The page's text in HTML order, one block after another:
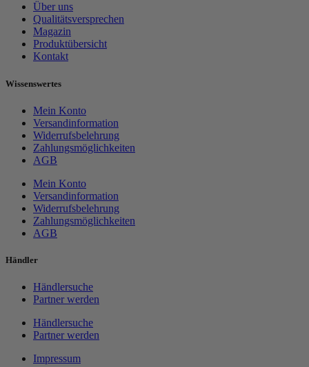
Über uns
Qualitätsversprechen
Magazin
Produktübersicht
Kontakt
Wissenswertes
Mein Konto
Versandinformation
Widerrufsbelehrung
Zahlungsmöglichkeiten
AGB
Mein Konto
Versandinformation
Widerrufsbelehrung
Zahlungsmöglichkeiten
AGB
Händler
Händlersuche
Partner werden
Händlersuche
Partner werden
Impressum